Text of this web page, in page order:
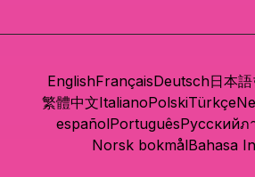
EnglishFrançaisDeutsch日本語
繁體中文ItalianoPolskiTürkçe
españolPortuguêsРусскийภ
Norsk bokmålBahasa